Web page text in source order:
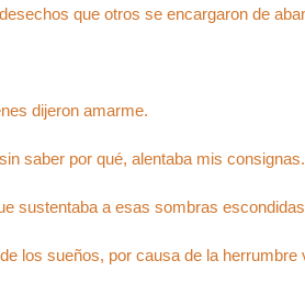
que otros se encargaron de
dijeron amarme.
saber por qué, alentaba mis consignas.
sustentaba a esas sombras
los sueños, por causa de la herrumbre